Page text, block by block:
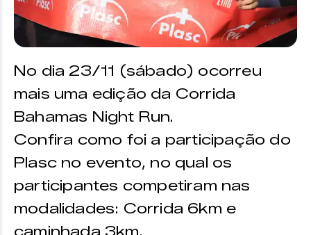
No dia 23/11 (sábado) ocorreu
mais uma edição da Corrida
Bahamas Night Run.
Confira como foi a participação do
Plasc no evento, no qual os
participantes competiram nas
modalidades: Corrida 6km e
caminhada 3km.